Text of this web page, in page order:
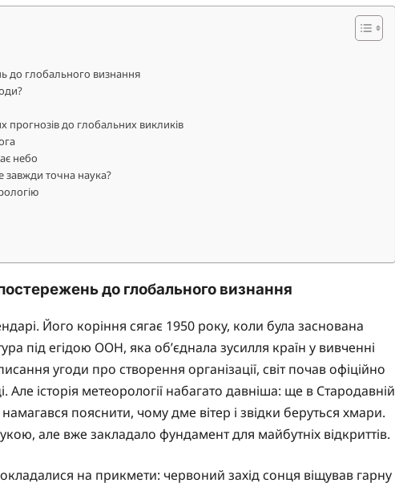
до глобального визнання
прогнозів до глобальних викликів
небо
точна наука?
до глобального визнання
Його коріння сягає 1950 року, коли була заснована
під егідою ООН, яка об’єднала зусилля країн у вивченні
угоди про створення організації, світ почав офіційно
історія метеорології набагато давніша: ще в Стародавній
намагався пояснити, чому дме вітер і звідки беруться хмари.
але вже закладало фундамент для майбутніх відкриттів.
на прикмети: червоний захід сонця віщував гарну